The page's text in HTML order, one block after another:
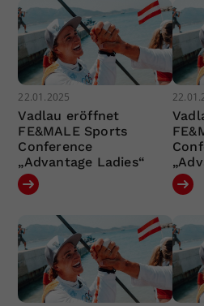
22.01.2025
Vadlau eröffnet
FE&MALE Sports
Conference
„Advantage Ladies“